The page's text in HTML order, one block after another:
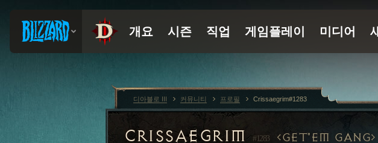
CRISSAEGRIM #1283 GET'EM GANG
디아블로 III 커뮤니티 프로필 Crissaegrim#1283